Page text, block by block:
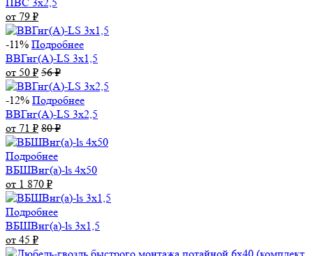
от 79 ₽
-11% Подробнее
ВВГнг(А)-LS 3х1,5
от 50 ₽ 56₽
-12% Подробнее
ВВГнг(А)-LS 3х2,5
от 71 ₽ 80₽
Подробнее
ВБШВнг(а)-ls 4x50
от 1 870 ₽
Подробнее
ВБШВнг(а)-ls 3х1,5
от 45 ₽